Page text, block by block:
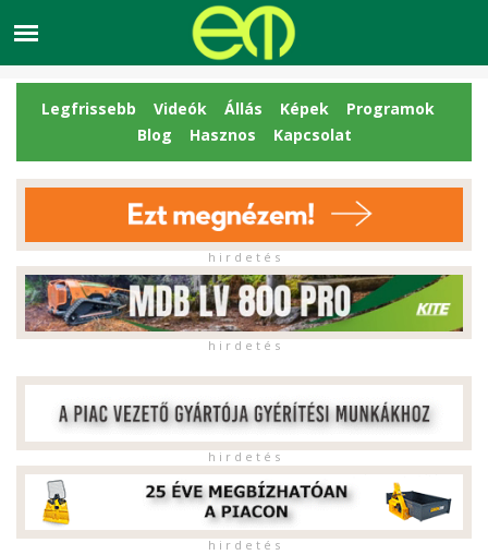
Legfrissebb Videók Állás Képek
Programok
Blog
Hasznos Kapcsolat
h i r d e t é s
h i r d e t é s
h i r d e t é s
h i r d e t é s